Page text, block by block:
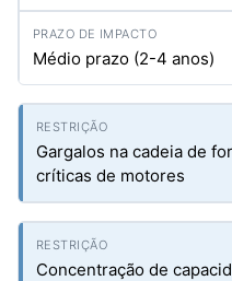
Médio prazo (2-4 anos)
Gargalos na cadeia de
críticas de motores
Concentração de